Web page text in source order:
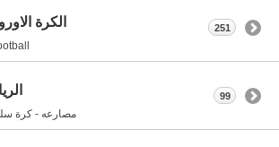
الكرة 251
مصارعه - كرة
99